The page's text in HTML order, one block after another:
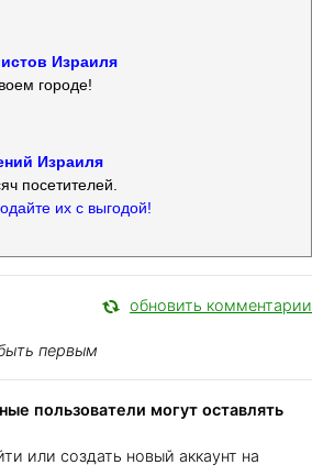
Израиля
городе!
Израиля
посетителей.
их с выгодой!
обновить комментарии
первым
пользователи могут оставлять
или создать новый аккаунт на